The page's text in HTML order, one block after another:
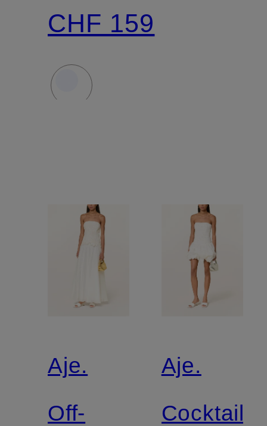
HEAVY
023
CHF 159
Aje.
Off-
Aje.